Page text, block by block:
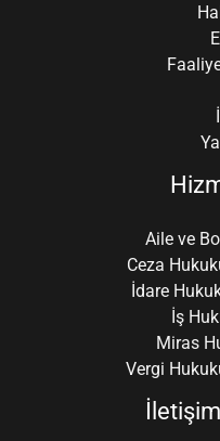
Aile ve
Ceza
İdare
İş
Miras
Vergi